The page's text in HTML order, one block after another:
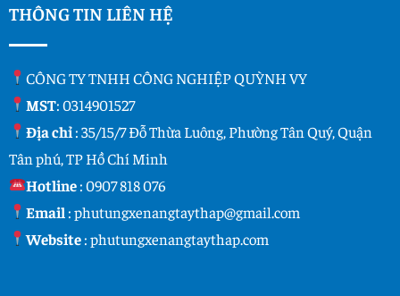
THÔNG TIN LIÊN HỆ
CÔNG TY TNHH CÔNG NGHIỆP QUỲNH VY
MST: 0314901527
Địa chỉ: 35/15/7 Đỗ Thừa Luông, Phường Tân Quý, Quận
Tân phú, TP Hồ Chí Minh
Hotline:0907 818 076
Email :phutungxenangtaythap@gmail.com
Website:phutungxenangtaythap.com